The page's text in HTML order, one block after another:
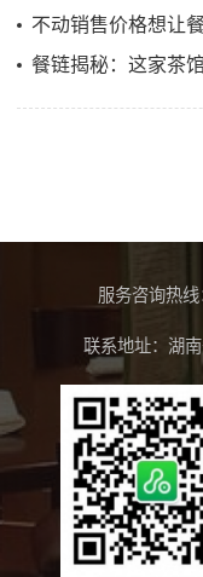
不动销售价格想让餐厅利
餐链揭秘：这家茶
服务咨询热线
联系地址：湖